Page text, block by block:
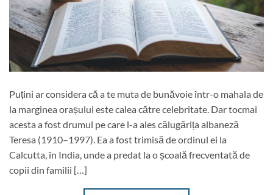
Puțini ar considera că a te muta de bunăvoie într-o mahala de
la marginea orașului este calea către celebritate. Dar tocmai
acesta a fost drumul pe care l-a ales călugărița albaneză
Teresa (1910–1997). Ea a fost trimisă de ordinul ei la
Calcutta, în India, unde a predat la o școală frecventată de
copii din familii […]